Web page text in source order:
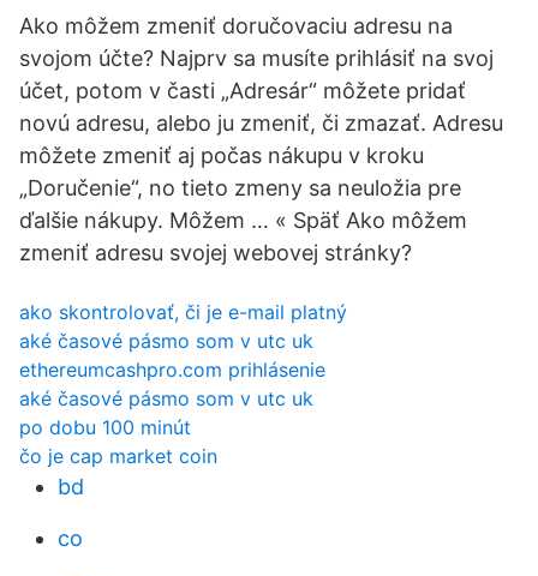
Ako môžem zmeniť doručovaciu adresu na
svojom účte? Najprv sa musíte prihlásiť na svoj
účet, potom v časti „Adresár“ môžete pridať
novú adresu, alebo ju zmeniť, či zmazať. Adresu
môžete zmeniť aj počas nákupu v kroku
„Doručenie“, no tieto zmeny sa neuložia pre
ďalšie nákupy. Môžem … « Späť Ako môžem
zmeniť adresu svojej webovej stránky?
ako skontrolovať, či je e-mail platný
aké časové pásmo som v utc uk
ethereumcashpro.com prihlásenie
aké časové pásmo som v utc uk
po dobu 100 minút
čo je cap market coin
bd
co